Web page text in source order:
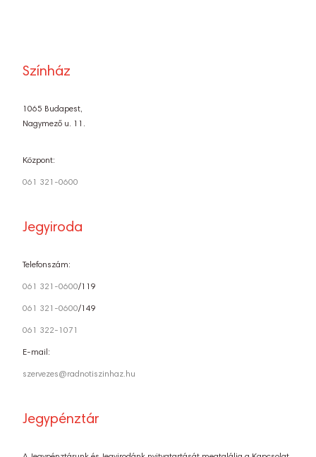
Színház
1065 Budapest,
Nagymező u. 11.
Központ:
061 321-0600
Jegyiroda
Telefonszám:
061 321-0600/119
061 321-0600/149
061 322-1071
E-mail:
szervezes@radnotiszinhaz.hu
Jegypénztár